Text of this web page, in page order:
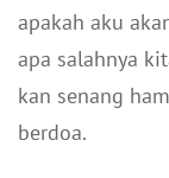
apakah aku
apa salahnya
kan senang
berdoa.